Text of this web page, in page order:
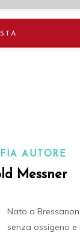
AUTORE
Messner
Nato a
senza ossigeno